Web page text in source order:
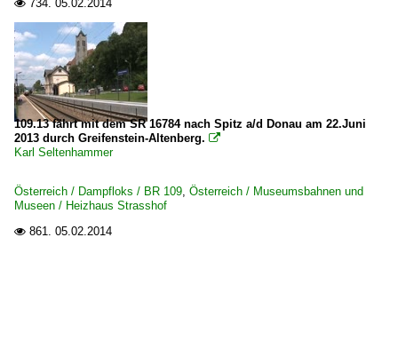
 734. 05.02.2014
109.13 fährt mit dem SR 16784 nach Spitz a/d Donau am 22.Juni
2013 durch Greifenstein-Altenberg. 
Karl Seltenhammer
Österreich / Dampfloks / BR 109, Österreich / Museumsbahnen und
Museen / Heizhaus Strasshof
 861. 05.02.2014